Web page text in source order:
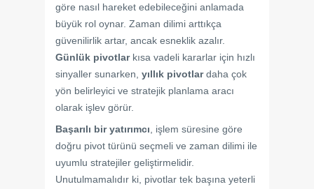
göre nasıl hareket edebileceğini anlamada
büyük rol oynar. Zaman dilimi arttıkça
güvenilirlik artar, ancak esneklik azalır.
Günlük pivotlarkısa vadeli kararlar için hızlı
sinyaller sunarken, yıllık pivotlardaha çok
yön belirleyici ve stratejik planlama aracı
olarak işlev görür.
Başarılı bir yatırımcı , işlem süresine göre
doğru pivot türünü seçmeli ve zaman dilimi ile
uyumlu stratejiler geliştirmelidir.
Unutulmamalıdır ki, pivotlar tek başına yeterli